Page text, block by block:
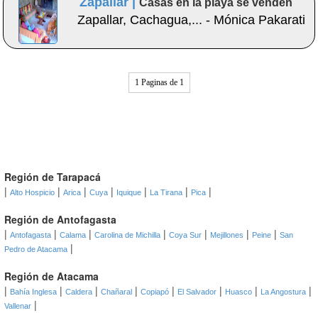
Casas en la playa se venden
Zapallar, Cachagua,... - Mónica Pakarati
1 Paginas de 1
Región de Tarapacá
| Alto Hospicio | Arica | Cuya | Iquique | La Tirana | Pica |
Región de Antofagasta
| Antofagasta | Calama | Carolina de Michilla | Coya Sur | Mejillones | Peine | San
Pedro de Atacama |
Región de Atacama
| Bahía Inglesa | Caldera | Chañaral | Copiapó | El Salvador | Huasco | La Angostura |
Vallenar |